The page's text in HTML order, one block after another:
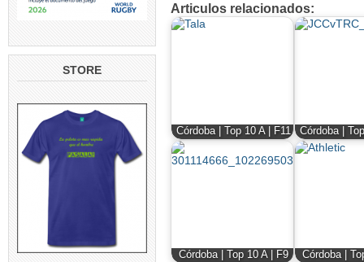
STORE
Articulos relacionados:
Córdoba | Top 10 A | F11 Córdoba |
Córdoba | Top 10 A | F9 Córdoba |